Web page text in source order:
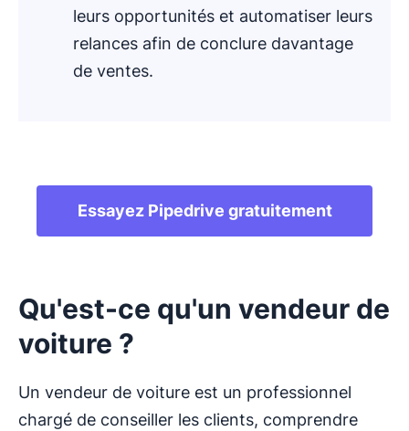
leurs opportunités et automatiser leurs
relances afin de conclure davantage
de ventes.
Essayez Pipedrive gratuitement
Qu'est-ce qu'un vendeur de
voiture ?
Un vendeur de voiture est un professionnel
chargé de conseiller les clients, comprendre